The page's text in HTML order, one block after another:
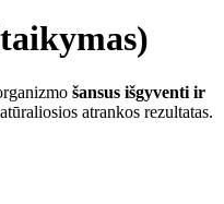
šansus išgyventi ir
atrankos rezultatas.